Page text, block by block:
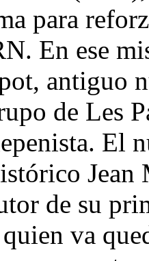
para
En ese
antiguo
de Les
El
de su
va